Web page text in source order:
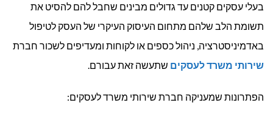
בעלי עסקים קטנים עד גדולים מבינים שחבל להם להסיט את
תשומת הלב שלהם מתחום העיסוק העיקרי של העסק לטיפול
באדמיניסטרציה, ניהול כספים או לקוחות ומעדיפים לשכור חברת
שירותי משרד לעסקים שתעשה זאת עבורם.
הפתרונות שמעניקה חברת שירותי משרד לעסקים: